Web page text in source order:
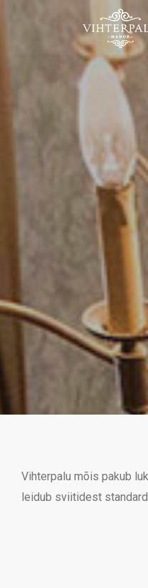
Vihterpalu mõis pakub
leidub sviitidest